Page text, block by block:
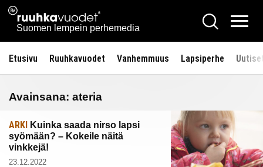
Siirry
sisältöön
Ruuhkavuodet.fi
Suomen lempein perhemedia
Hae
Etusivu Ruuhkavuodet Vanhemmuus Lapsiperhe
Avainsana: ateria
ARKI Kuinka saada nirso lapsi
syömään? – Kokeile näitä
vinkkejä!
23.12.2022